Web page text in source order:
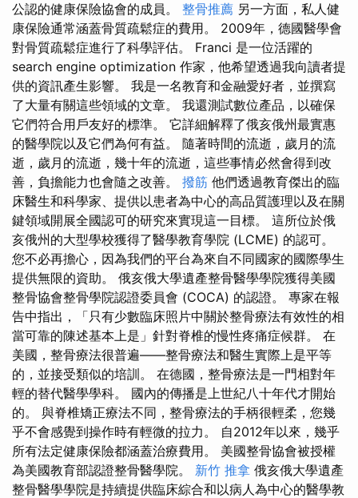
公認的健康保險協會的成員。 整骨推薦 另一方面，私人健
康保險通常涵蓋骨質疏鬆症的費用。 2009年，德國醫學會
對骨質疏鬆症進行了科學評估。 Franci 是一位活躍的
search engine optimization 作家，他希望透過我向讀者提
供的資訊產生影響。 我是一名教育和金融愛好者，並撰寫
了大量有關這些領域的文章。 我還測試數位產品，以確保
它們符合用戶友好的標準。 它詳細解釋了俄亥俄州最實惠
的醫學院以及它們為何有益。 隨著時間的流逝，歲月的流
逝，歲月的流逝，幾十年的流逝，這些事情必然會得到改
善，負擔能力也會隨之改善。 撥筋 他們透過教育傑出的臨
床醫生和科學家、提供以患者為中心的高品質護理以及在關
鍵領域開展全國認可的研究來實現這一目標。 這所位於俄
亥俄州的大型學校獲得了醫學教育學院 (LCME) 的認可。
您不必再擔心，因為我們的平台為來自不同國家的國際學生
提供無限的資助。 俄亥俄大學遺產整骨醫學學院獲得美國
整骨協會整骨學院認證委員會 (COCA) 的認證。 專家在報
告中指出，「只有少數臨床照片中關於整骨療法有效性的相
當可靠的陳述基本上是」針對脊椎的慢性疼痛症候群。 在
美國，整骨療法很普遍——整骨療法和醫生實際上是平等
的，並接受類似的培訓。 在德國，整骨療法是一門相對年
輕的替代醫學學科。 國內的傳播是上世紀八十年代才開始
的。 與脊椎矯正療法不同，整骨療法的手柄很輕柔，您幾
乎不會感覺到操作時有輕微的拉力。 自2012年以來，幾乎
所有法定健康保險都涵蓋治療費用。 美國整骨協會被授權
為美國教育部認證整骨醫學院。 新竹 推拿 俄亥俄大學遺產
整骨醫學學院是持續提供臨床綜合和以病人為中心的醫學教